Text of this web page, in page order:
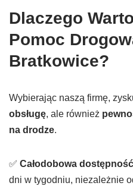
Dlaczego
Pomoc
Bratkowice?
Wybierając naszą firmę,
obsługę, ale również
na drodze.
✅ Całodobowa dostępność
dni w tygodniu, niezależnie